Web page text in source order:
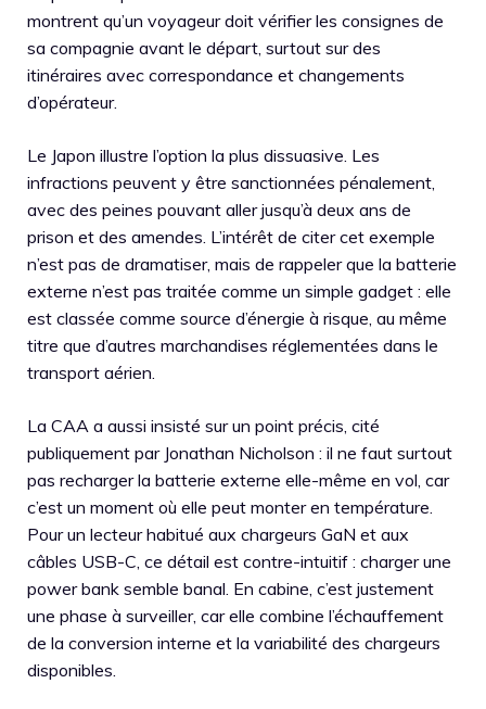
montrent qu’un voyageur doit vérifier les consignes de
sa compagnie avant le départ, surtout sur des
itinéraires avec correspondance et changements
d’opérateur.
Le Japon illustre l’option la plus dissuasive. Les
infractions peuvent y être sanctionnées pénalement,
avec des peines pouvant aller jusqu’à deux ans de
prison et des amendes. L’intérêt de citer cet exemple
n’est pas de dramatiser, mais de rappeler que la batterie
externe n’est pas traitée comme un simple gadget : elle
est classée comme source d’énergie à risque, au même
titre que d’autres marchandises réglementées dans le
transport aérien.
La CAA a aussi insisté sur un point précis, cité
publiquement par Jonathan Nicholson : il ne faut surtout
pas recharger la batterie externe elle-même en vol, car
c’est un moment où elle peut monter en température.
Pour un lecteur habitué aux chargeurs GaN et aux
câbles USB-C, ce détail est contre-intuitif : charger une
power bank semble banal. En cabine, c’est justement
une phase à surveiller, car elle combine l’échauffement
de la conversion interne et la variabilité des chargeurs
disponibles.